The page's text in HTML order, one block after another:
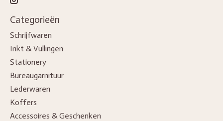
Categorieën
Schrijfwaren
Inkt & Vullingen
Stationery
Bureaugarnituur
Lederwaren
Koffers
Accessoires & Geschenken